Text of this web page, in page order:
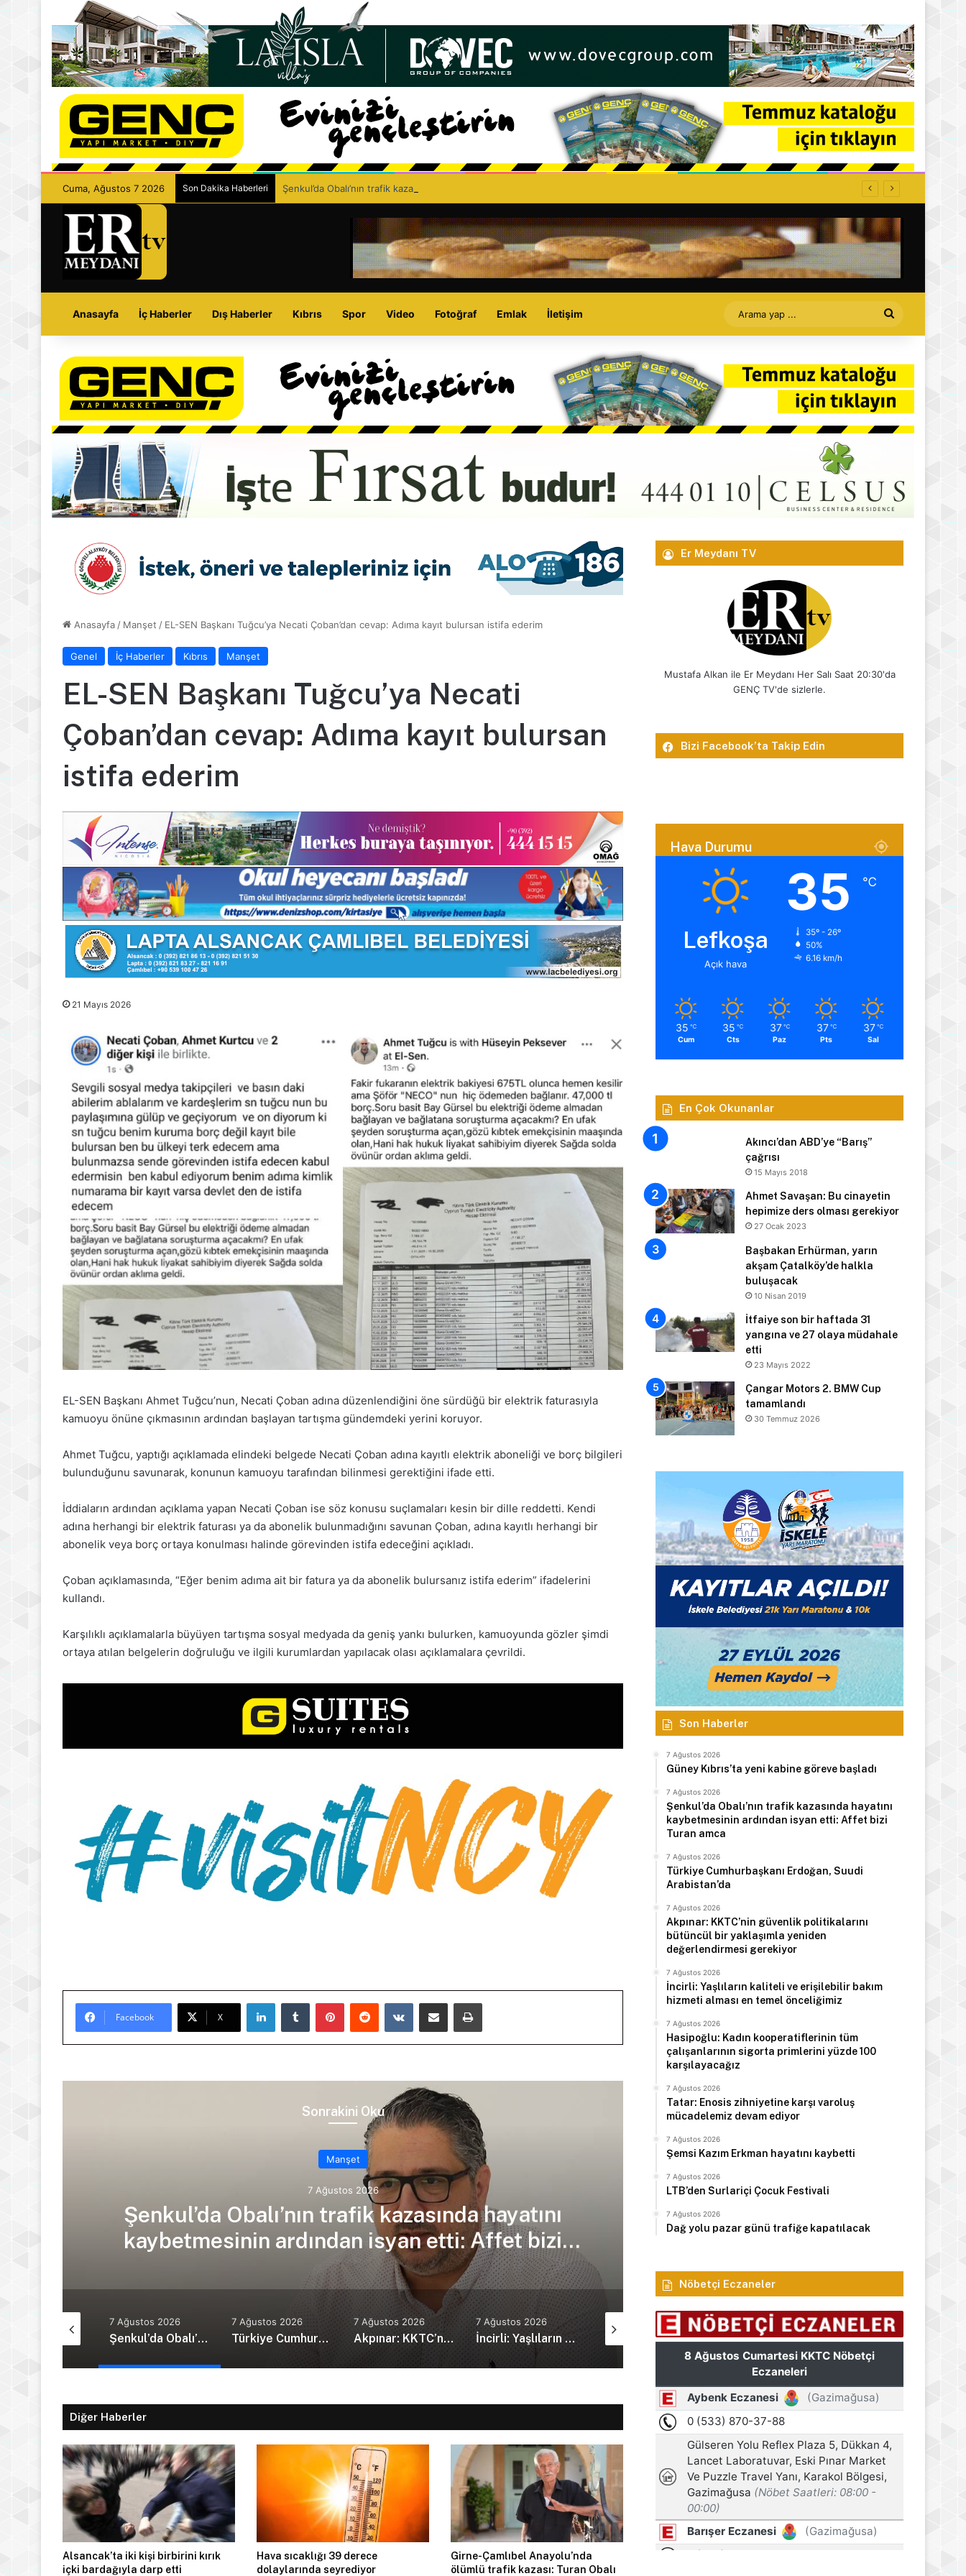
Cuma, Ağustos 7 2026 Son Dakika Haberleri Şenkul’da Obalı’nın trafik kazasında hayatını kaybetmesinin ardından isyan etti: Affet bizi Turan amca
Anasayfa İç Haberler Dış Haberler Kıbrıs Spor Video Fotoğraf Emlak İletişim
Arama
yap
...
Anasayfa / Manşet / EL-SEN Başkanı Tuğcu’ya Necati Çoban’dan cevap: Adıma kayıt bulursan istifa ederim
Genel İç Haberler Kıbrıs Manşet
EL-SEN Başkanı Tuğcu’ya Necati
Çoban’dan cevap: Adıma kayıt bulursan
istifa ederim
21 Mayıs 2026
EL-SEN Başkanı Ahmet Tuğcu’nun, Necati Çoban adına düzenlendiğini öne sürdüğü bir elektrik faturasıyla
kamuoyu önüne çıkmasının ardından başlayan tartışma gündemdeki yerini koruyor.
Ahmet Tuğcu, yaptığı açıklamada elindeki belgede Necati Çoban adına kayıtlı elektrik aboneliği ve borç bilgileri
bulunduğunu savunarak, konunun kamuoyu tarafından bilinmesi gerektiğini ifade etti.
İddiaların ardından açıklama yapan Necati Çoban ise söz konusu suçlamaları kesin bir dille reddetti. Kendi
adına herhangi bir elektrik faturası ya da abonelik bulunmadığını savunan Çoban, adına kayıtlı herhangi bir
abonelik veya borç ortaya konulması halinde görevinden istifa edeceğini açıkladı.
Çoban açıklamasında, “Eğer benim adıma ait bir fatura ya da abonelik bulursanız istifa ederim” ifadelerini
kullandı.
Karşılıklı açıklamalarla büyüyen tartışma sosyal medyada da geniş yankı bulurken, kamuoyunda gözler şimdi
ortaya atılan belgelerin doğruluğu ve ilgili kurumlardan yapılacak olası açıklamalara çevrildi.
Facebook X
LinkedInTumblr PinterestReddit VKontakteE-Posta ile paylaş Yazdır
Sonrakini Oku
Manşet
7 Ağustos 2026
Şenkul’da Obalı’nın trafik kazasında hayatını
kaybetmesinin ardından isyan etti: Affet bizi
Turan amca
Türkiye Cumhurbaşkanı
Arabistan’da
7 Ağustos 2026
Şenkul’da Obalı’nın trafik kazasında hayatını kaybetmesinin ardından isyan etti: Affet bizi Turan amca
7 Ağustos 2026
Türkiye Cumhurbaşkanı Erdoğan, Suudi Arabistan’da
7 Ağustos 2026
Akpınar: KKTC’nin güvenlik politikalarını bütüncül bir yaklaşımla yeniden değerlendirmesi gerekiyor
7 Ağustos 2026
İncirli: Yaşlıların kaliteli ve erişilebilir bakım hizmeti alması en temel önceliğimiz
7 Ağustos 2026
Hasipoğlu: Kadın kooperatiflerinin tüm çalışanlarının sigorta primlerini yüzde 100 karşılayacağız
7 Ağustos 2026
Tatar: Enosis zihniyetine karşı varoluş mücadelemiz devam ediyor
7 Ağustos 2026
Diğer Haberler
Alsancak’ta iki kişi birbirini kırık
içki bardağıyla darp etti
Hava sıcaklığı 39 derece
dolaylarında seyrediyor
Girne-Çamlıbel Anayolu’nda
ölümlü trafik kazası: Turan Obalı
Er Meydanı TV
Mustafa Alkan ile Er Meydanı Her Salı Saat 20:30'da
GENÇ TV'de sizlerle.
Bizi Facebook’ta Takip Edin
Hava Durumu
Lefkoşa
Açık hava
35 ℃
35º - 26º
50%
6.16 km/h
35 ℃
Cum
35 ℃
Cts
37 ℃
Paz
37 ℃
Pts
37 ℃
Sal
En Çok Okunanlar
Akıncı’dan ABD’ye “Barış”
çağrısı
15 Mayıs 2018
Ahmet Savaşan: Bu cinayetin
hepimize ders olması gerekiyor
27 Ocak 2023
Başbakan Erhürman, yarın
akşam Çatalköy’de halkla
buluşacak
10 Nisan 2019
İtfaiye son bir haftada 31
yangına ve 27 olaya müdahale
etti
23 Mayıs 2022
Çangar Motors 2. BMW Cup
tamamlandı
30 Temmuz 2026
Son Haberler
7 Ağustos 2026
Güney Kıbrıs’ta yeni kabine göreve başladı
7 Ağustos 2026
Şenkul’da Obalı’nın trafik kazasında hayatını
kaybetmesinin ardından isyan etti: Affet bizi
Turan amca
7 Ağustos 2026
Türkiye Cumhurbaşkanı Erdoğan, Suudi
Arabistan’da
7 Ağustos 2026
Akpınar: KKTC’nin güvenlik politikalarını
bütüncül bir yaklaşımla yeniden
değerlendirmesi gerekiyor
7 Ağustos 2026
İncirli: Yaşlıların kaliteli ve erişilebilir bakım
hizmeti alması en temel önceliğimiz
7 Ağustos 2026
Hasipoğlu: Kadın kooperatiflerinin tüm
çalışanlarının sigorta primlerini yüzde 100
karşılayacağız
7 Ağustos 2026
Tatar: Enosis zihniyetine karşı varoluş
mücadelemiz devam ediyor
7 Ağustos 2026
Şemsi Kazım Erkman hayatını kaybetti
7 Ağustos 2026
LTB’den Surlariçi Çocuk Festivali
7 Ağustos 2026
Dağ yolu pazar günü trafiğe kapatılacak
Nöbetçi Eczaneler